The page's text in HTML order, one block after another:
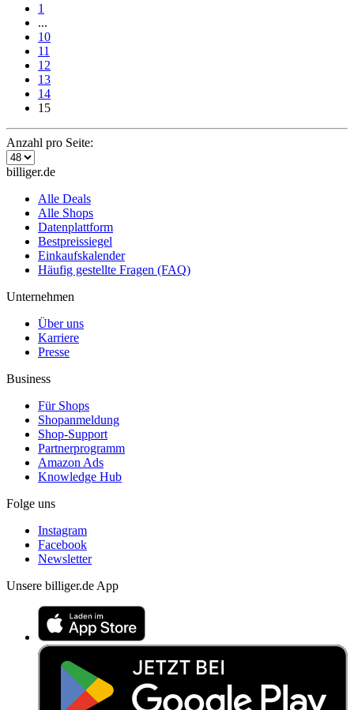
1
...
10
11
12
13
14
15
Anzahl pro Seite:
billiger.de
Alle Deals
Alle Shops
Datenplattform
Bestpreissiegel
Einkaufskalender
Häufig gestellte Fragen (FAQ)
Unternehmen
Über uns
Karriere
Presse
Business
Für Shops
Shopanmeldung
Shop-Support
Partnerprogramm
Amazon Ads
Knowledge Hub
Folge uns
Instagram
Facebook
Newsletter
Unsere billiger.de App